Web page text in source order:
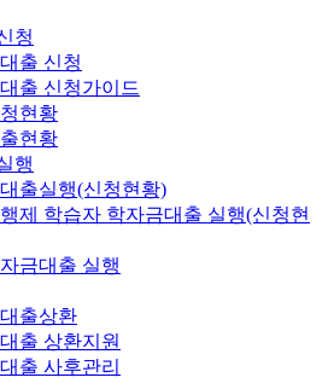
청
출 신청
출 신청가이드
현황
현황
행
출실행(신청현황)
제 학습자 학자금대출 실행(신청현
금대출 실행
출상환
출 상환지원
출 사후관리